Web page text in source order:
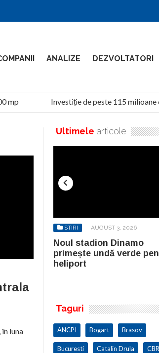
ANALIZE DEZVOLTATORI
mp Investiție de peste 115 milioane
luna
Ultimele articole
STIRI AUGUST 3, 2026
Noul stadion Dinamo
primește undă verde
heliport
Taguri
ANCPI Bogart Brasov
Bucuresti Catalin Drula